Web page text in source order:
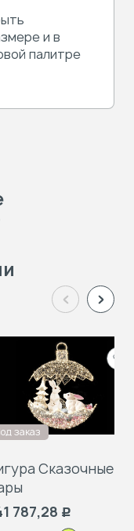
и в
палитре
в
заказ
Сказочные
787,28 Р